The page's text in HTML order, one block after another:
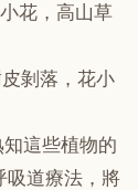
花，高山草
剝落，花小
這些植物的
吸道療法，將